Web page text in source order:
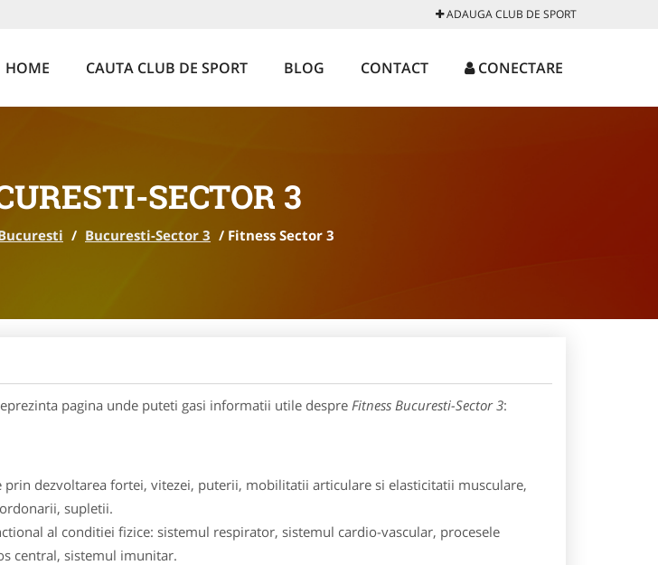
ADAUGA CLUB DE SPORT
HOME CAUTA CLUB DE SPORT BLOG CONTACT CONECTARE
SECTOR 3
/ Bucuresti-Sector 3 / Fitness Sector 3
pagina unde puteti gasi informatii utile despre Fitness Bucuresti-Sector 3:
dezvoltarea fortei, vitezei, puterii, mobilitatii articulare si elasticitatii musculare,
supletii.
al conditiei fizice: sistemul respirator, sistemul cardio-vascular, procesele
central, sistemul imunitar.